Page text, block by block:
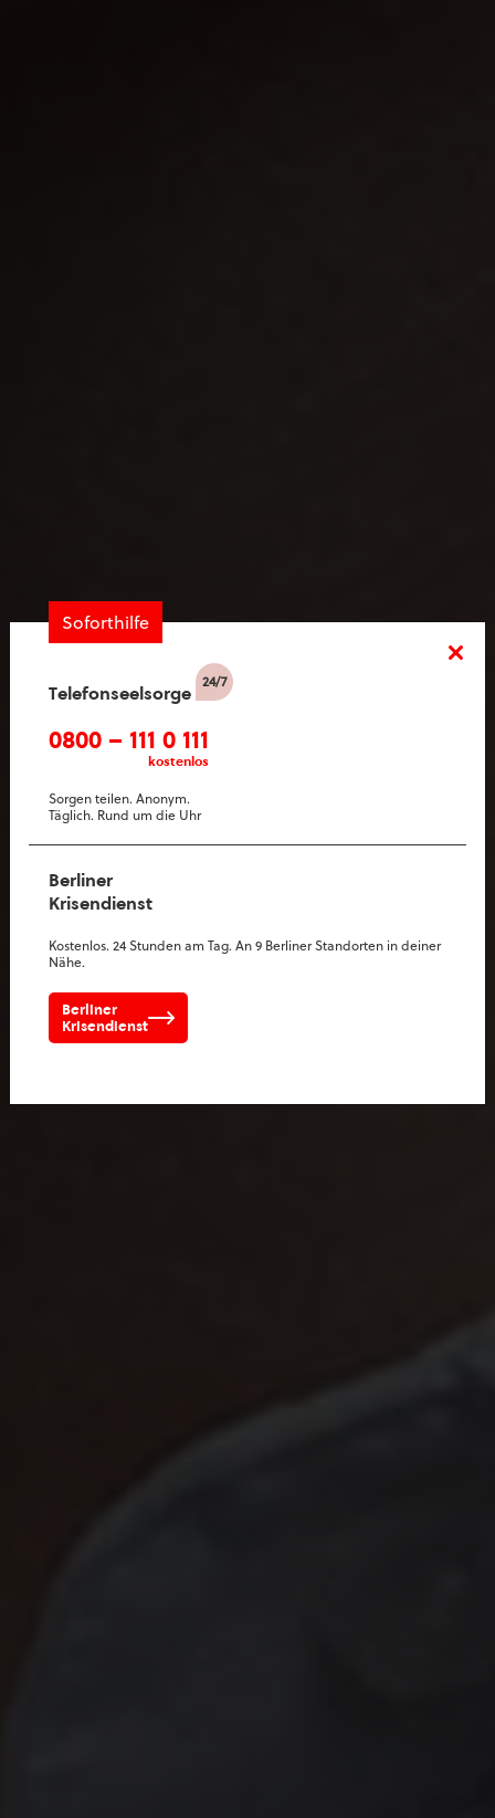
Soforthilfe
Telefonseelsorge
0800 – 111 0 111
kostenlos
Sorgen teilen. Anonym.
Täglich. Rund um die Uhr
Berliner
Krisendienst
Kostenlos. 24 Stunden am Tag. An 9 Berliner Standorten in deiner
Nähe.
Berliner
Krisendienst